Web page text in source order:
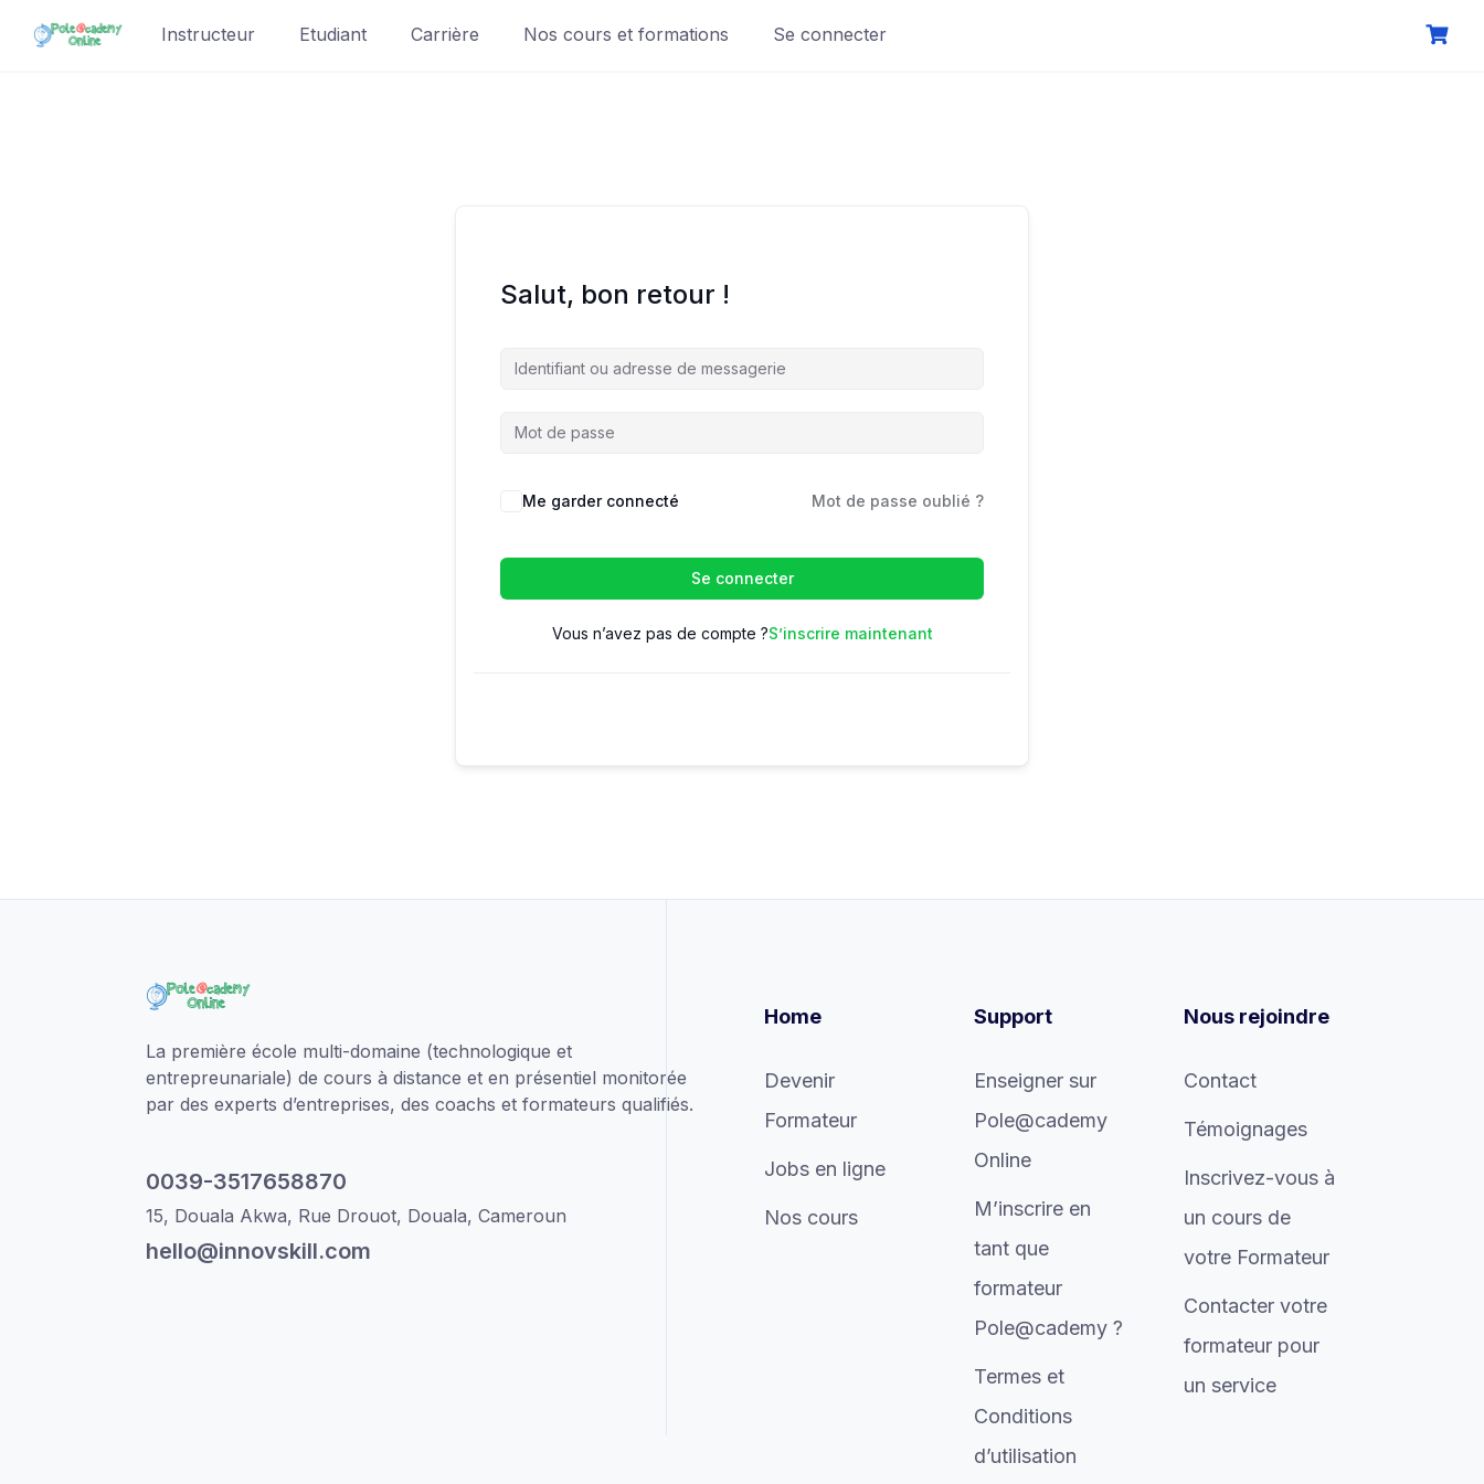
Instructeur Etudiant Carrière Nos cours et formations Se connecter
Salut, bon retour !
Me garder connecté Mot de passe oublié ?
Se connecter
Vous n’avez pas de compte ?S’inscrire maintenant
La première école multi-domaine (technologique et
entrepreunariale) de cours à distance et en présentiel monitorée
par des experts d’entreprises, des coachs et formateurs qualifiés.
0039-3517658870
15, Douala Akwa, Rue Drouot, Douala, Cameroun
hello@innovskill.com
Home
Devenir
Formateur
Jobs en ligne
Nos cours
Support
Enseigner sur
Pole@cademy
Online
M’inscrire en
tant que
formateur
Pole@cademy ?
Termes et
Conditions
d’utilisation
Nous rejoindre
Contact
Témoignages
Inscrivez-vous à
un cours de
votre Formateur
Contacter votre
formateur pour
un service